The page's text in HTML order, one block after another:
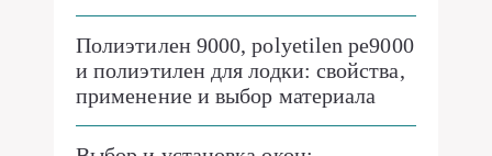
Полиэтилен 9000, polyetilen pe9000
и полиэтилен для лодки: свойства,
применение и выбор материала